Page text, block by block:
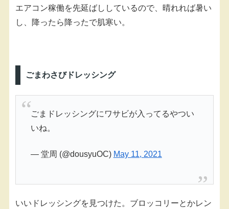
エアコン稼働を先延ばししているので、晴れれば暑い
し、降ったら降ったで肌寒い。
ごまわさびドレッシング
ごまドレッシングにワサビが入ってるやつい
いね。
— 堂周 (@dousyuOC) May 11, 2021
いいドレッシングを見つけた。ブロッコリーとかレン